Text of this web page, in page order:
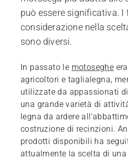
può essere significativa. I
considerazione nella
sono diversi.
In passato le motoseghe
agricoltori e taglialegna,
utilizzate da appassionati
una grande varietà di
legna da ardere
costruzione di recinzioni.
prodotti disponibili ha
attualmente la scelta di